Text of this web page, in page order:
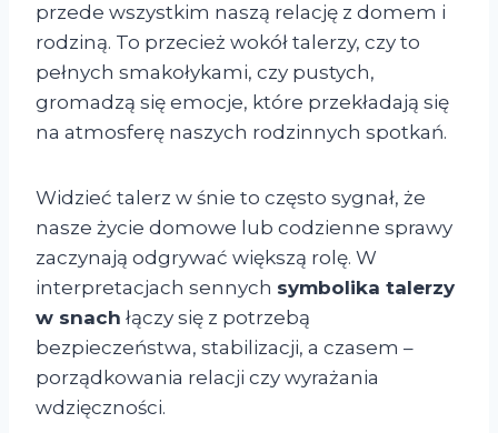
przede wszystkim naszą relację z domem i
rodziną. To przecież wokół talerzy, czy to
pełnych smakołykami, czy pustych,
gromadzą się emocje, które przekładają się
na atmosferę naszych rodzinnych spotkań.
Widzieć talerz w śnie to często sygnał, że
nasze życie domowe lub codzienne sprawy
zaczynają odgrywać większą rolę. W
interpretacjach sennych symbolika talerzy
w snach łączy się z potrzebą
bezpieczeństwa, stabilizacji, a czasem –
porządkowania relacji czy wyrażania
wdzięczności.